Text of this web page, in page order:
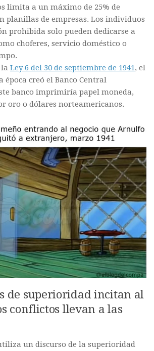
limita a un máximo de 25% de
planillas de empresas. Los individuos
prohibida solo pueden dedicarse a
choferes, servicio doméstico o
Ley 6 del 30 de septiembre de 1941, el
época creó el Banco Central
banco imprimiría papel moneda,
oro o dólares norteamericanos.
de superioridad incitan al
conflictos llevan a las
un discurso de la superioridad